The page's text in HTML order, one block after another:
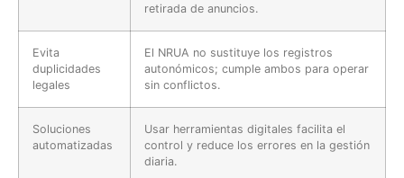
retirada de anuncios.
Evita
duplicidades
legales
El NRUA no sustituye los registros
autonómicos; cumple ambos para operar
sin conflictos.
Soluciones
automatizadas
Usar herramientas digitales facilita el
control y reduce los errores en la gestión
diaria.